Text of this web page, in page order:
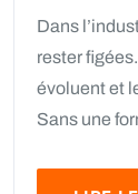
Dans
rester
évoluent et
Sans une